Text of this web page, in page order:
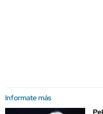
Informate más